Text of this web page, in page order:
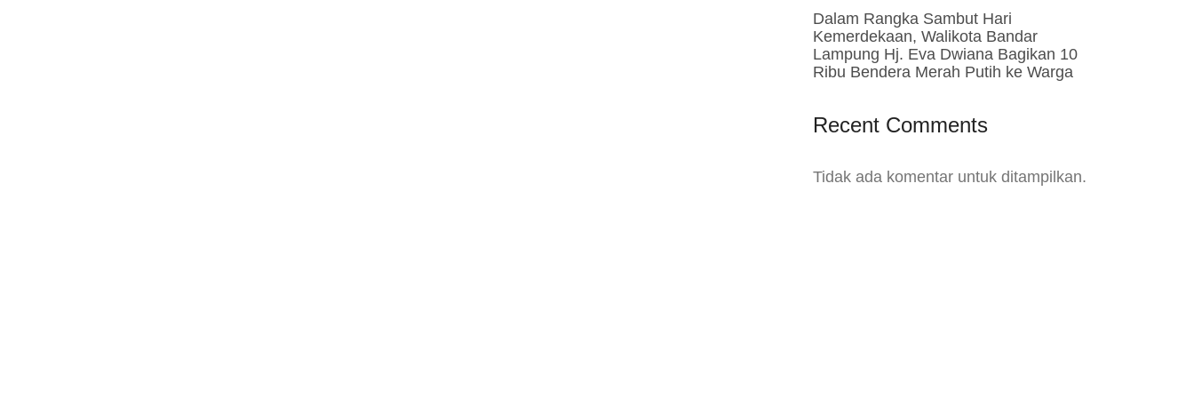
Dalam Rangka Sambut Hari
Kemerdekaan, Walikota Bandar
Lampung Hj. Eva Dwiana Bagikan 10
Ribu Bendera Merah Putih ke Warga
Recent Comments
Tidak ada komentar untuk ditampilkan.